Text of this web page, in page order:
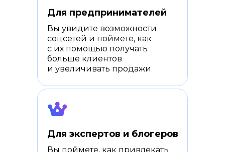
Для предпринимателей
Вы увидите возможности
соцсетей и поймете, как
с их помощью получать
больше клиентов
и увеличивать продажи
Для экспертов и блогеров
Вы поймете, как привлекать